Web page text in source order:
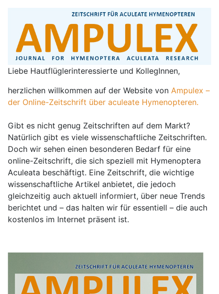
Liebe Hautflüglerinteressierte und KollegInnen,
herzlichen willkommen auf der Website von Ampulex –
der Online-Zeitschrift über aculeate Hymenopteren.
Gibt es nicht genug Zeitschriften auf dem Markt?
Natürlich gibt es viele wissenschaftliche Zeitschriften.
Doch wir sehen einen besonderen Bedarf für eine
online-Zeitschrift, die sich speziell mit Hymenoptera
Aculeata beschäftigt. Eine Zeitschrift, die wichtige
wissenschaftliche Artikel anbietet, die jedoch
gleichzeitig auch aktuell informiert, über neue Trends
berichtet und – das halten wir für essentiell – die auch
kostenlos im Internet präsent ist.